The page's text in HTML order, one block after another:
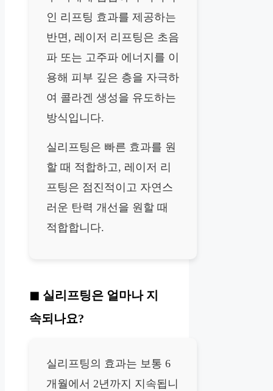
인 리프팅 효과를 제공하는
반면, 레이저 리프팅은 초음
파 또는 고주파 에너지를 이
용해 피부 깊은 층을 자극하
여 콜라겐 생성을 유도하는
방식입니다.
실리프팅은 빠른 효과를 원
할 때 적합하고, 레이저 리
프팅은 점진적이고 자연스
러운 탄력 개선을 원할 때
적합합니다.
실리프팅은 얼마나 지
속되나요?
실리프팅의 효과는 보통 6
개월에서 2년까지 지속됩니